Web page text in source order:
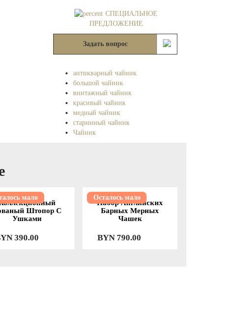
СПЕЦИАЛЬНОЕ
ПРЕДЛОЖЕНИЕ
Задать вопрос
антикварный чайник
большой чайник
винтажный чайник
красивый чайник
медный чайник
старинный чайник
Чайник
мало
Штопор С
Ушками
390.00
Осталось мало
Набор Английских
Барных Мерных
Чашек
BYN 790.00